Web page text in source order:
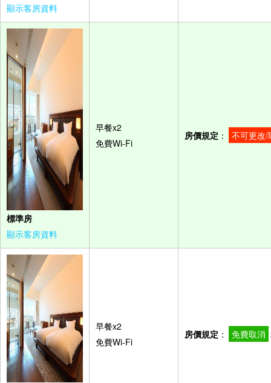
顯示客房資料
標準房
顯示客房資料
早餐x2
免費Wi-Fi
房價規定 ： 不可更改/
早餐x2
免費Wi-Fi
房價規定 ： 免費取消